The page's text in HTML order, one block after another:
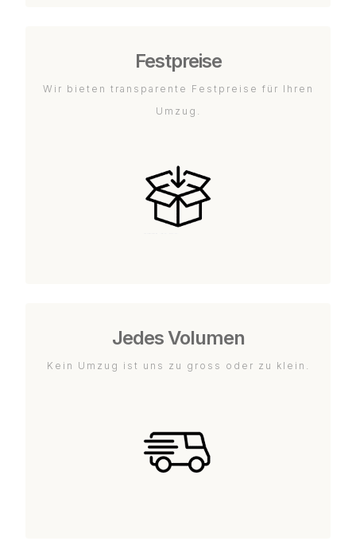
Festpreise
Wir bieten transparente Festpreise für Ihren
Umzug.
Jedes Volumen
Kein Umzug ist uns zu gross oder zu klein.